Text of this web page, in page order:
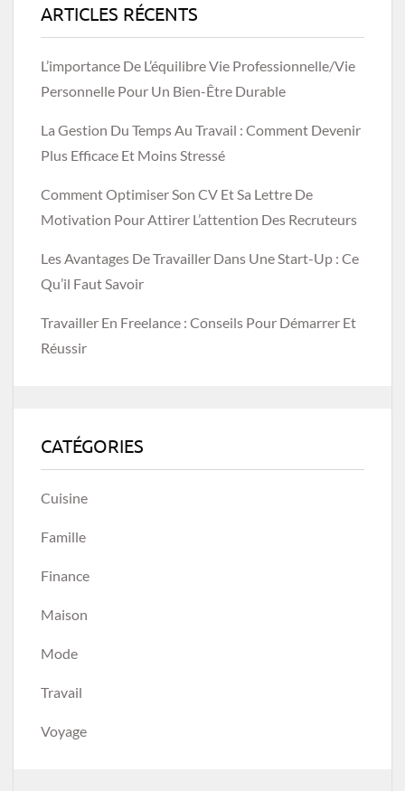
ARTICLES RÉCENTS
L’importance De L’équilibre Vie Professionnelle/vie
Personnelle Pour Un Bien-Être Durable
La Gestion Du Temps Au Travail : Comment Devenir
Plus Efficace Et Moins Stressé
Comment Optimiser Son CV Et Sa Lettre De
Motivation Pour Attirer L’attention Des Recruteurs
Les Avantages De Travailler Dans Une Start-Up : Ce
Qu’il Faut Savoir
Travailler En Freelance : Conseils Pour Démarrer Et
Réussir
CATÉGORIES
Cuisine
Famille
Finance
Maison
Mode
Travail
Voyage